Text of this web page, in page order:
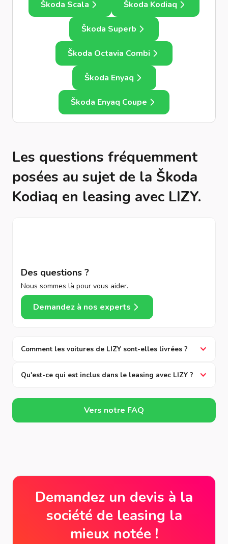
Škoda Scala Škoda Kodiaq
Škoda Superb
Škoda Octavia Combi
Škoda Enyaq
Škoda Enyaq Coupe
Les questions fréquemment
posées au sujet de la Škoda
Kodiaq en leasing avec LIZY.
Des questions ?
Nous sommes là pour vous aider.
Demandez à nos experts
Comment les voitures de LIZY sont-elles livrées ?
Qu'est-ce qui est inclus dans le leasing avec LIZY ?
Vers notre FAQ
Demandez un devis à la
société de leasing la
mieux notée !